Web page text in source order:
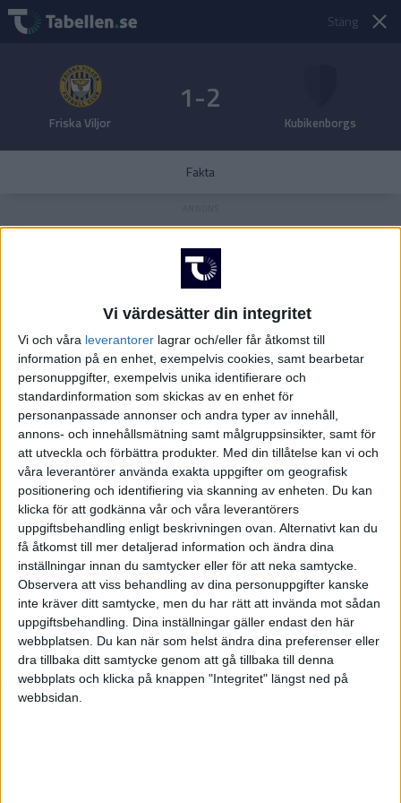
Vi värdesätter din integritet
Vi och våra leverantorer lagrar och/eller får åtkomst till
information på en enhet, exempelvis cookies, samt bearbetar
personuppgifter, exempelvis unika identifierare och
standardinformation som skickas av en enhet för
personanpassade annonser och andra typer av innehåll,
annons- och innehållsmätning samt målgruppsinsikter, samt för
att utveckla och förbättra produkter. Med din tillåtelse kan vi och
våra leverantörer använda exakta uppgifter om geografisk
positionering och identifiering via skanning av enheten. Du kan
klicka för att godkänna vår och våra leverantörers
uppgiftsbehandling enligt beskrivningen ovan. Alternativt kan du
få åtkomst till mer detaljerad information och ändra dina
inställningar innan du samtycker eller för att neka samtycke.
Observera att viss behandling av dina personuppgifter kanske
inte kräver ditt samtycke, men du har rätt att invända mot sådan
uppgiftsbehandling. Dina inställningar gäller endast den här
webbplatsen. Du kan när som helst ändra dina preferenser eller
dra tillbaka ditt samtycke genom att gå tillbaka till denna
webbplats och klicka på knappen "Integritet" längst ned på
webbsidan.
Stäng
Friska Viljor
1-2
Kubikenborgs
Fakta
FAKTA